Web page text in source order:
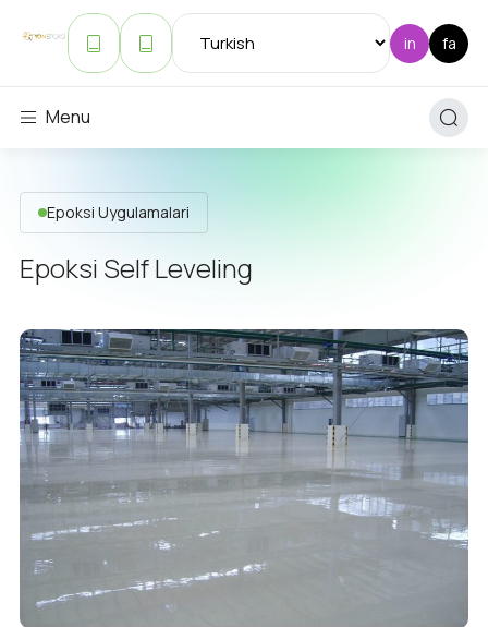
Menu
Epoksi Uygulamalari
Epoksi Self Leveling